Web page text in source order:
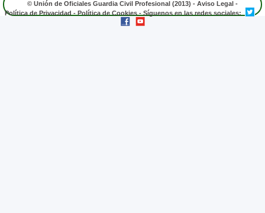
© Unión de Oficiales Guardia Civil Profesional (2013) - Aviso Legal -
Política de Privacidad - Política de Cookies - Síguenos en las redes sociales: